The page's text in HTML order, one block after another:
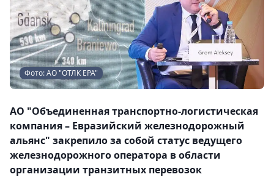
Фото: АО "ОТЛК ЕРА"
АО "Объединенная транспортно-логистическая
компания – Евразийский железнодорожный
альянс" закрепило за собой статус ведущего
железнодорожного оператора в области
организации транзитных перевозок